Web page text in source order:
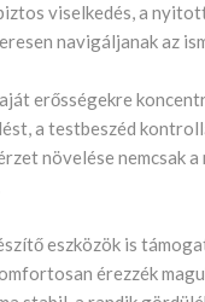
viselkedés, a
navigáljanak az
erősségekre
a testbeszéd
növelése nemcsak
eszközök is
érezzék